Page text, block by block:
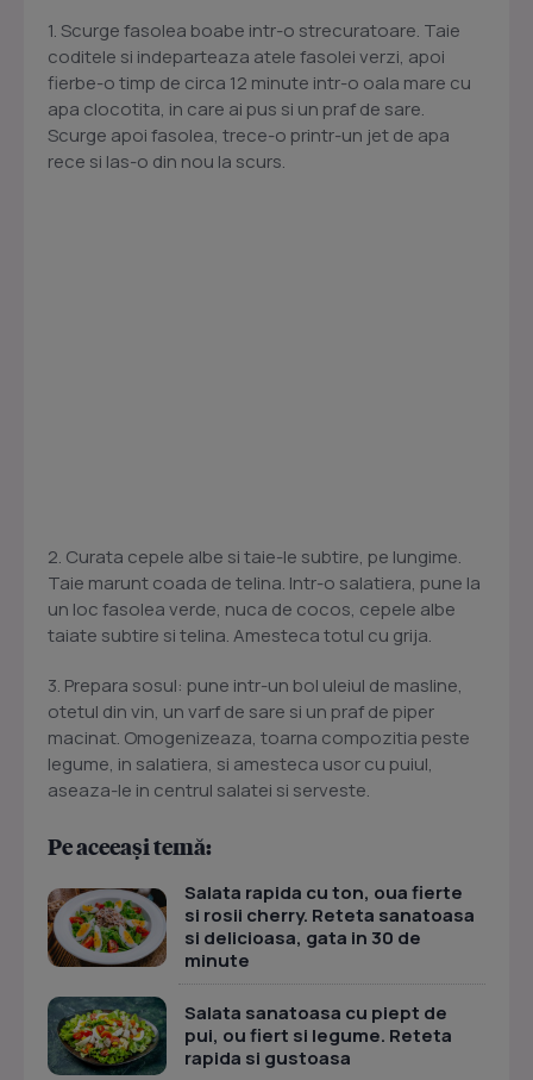
1. Scurge fasolea boabe intr-o strecuratoare. Taie
coditele si indeparteaza atele fasolei verzi, apoi
fierbe-o timp de circa 12 minute intr-o oala mare cu
apa clocotita, in care ai pus si un praf de sare.
Scurge apoi fasolea, trece-o printr-un jet de apa
rece si las-o din nou la scurs.
2. Curata cepele albe si taie-le subtire, pe lungime.
Taie marunt coada de telina. Intr-o salatiera, pune la
un loc fasolea verde, nuca de cocos, cepele albe
taiate subtire si telina. Amesteca totul cu grija.
3. Prepara sosul: pune intr-un bol uleiul de masline,
otetul din vin, un varf de sare si un praf de piper
macinat. Omogenizeaza, toarna compozitia peste
legume, in salatiera, si amesteca usor cu puiul,
aseaza-le in centrul salatei si serveste.
Pe aceeași temă:
Salata rapida cu ton, oua fierte
si rosii cherry. Reteta sanatoasa
si delicioasa, gata in 30 de
minute
Salata sanatoasa cu piept de
pui, ou fiert si legume. Reteta
rapida si gustoasa